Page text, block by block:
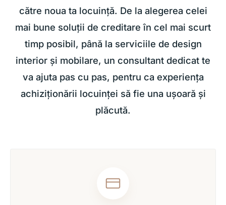
către noua ta locuință. De la alegerea celei
mai bune soluții de creditare în cel mai scurt
timp posibil, până la serviciile de design
interior și mobilare, un consultant dedicat te
va ajuta pas cu pas, pentru ca experiența
achiziționării locuinței să fie una ușoară și
plăcută.